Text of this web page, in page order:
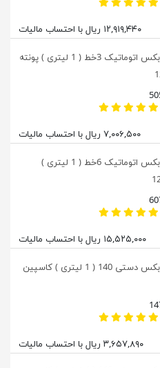
۱۲,۹۱۹,۴۴۰ ریال با احتساب مالیات
روغن گیربکس اتوماتیک 3خط ( 1 لیتری ) پونته
۷,۰۰۶,۵۰۰ ریال با احتساب مالیات
روغن گیربکس اتوماتیک 6خط ( 1 لیتری )
۱۵,۵۲۵,۰۰۰ ریال با احتساب مالیات
روغن گیربکس دستی 140 ( 1 لیتری ) کاسپین
۳,۶۵۷,۸۹۰ ریال با احتساب مالیات